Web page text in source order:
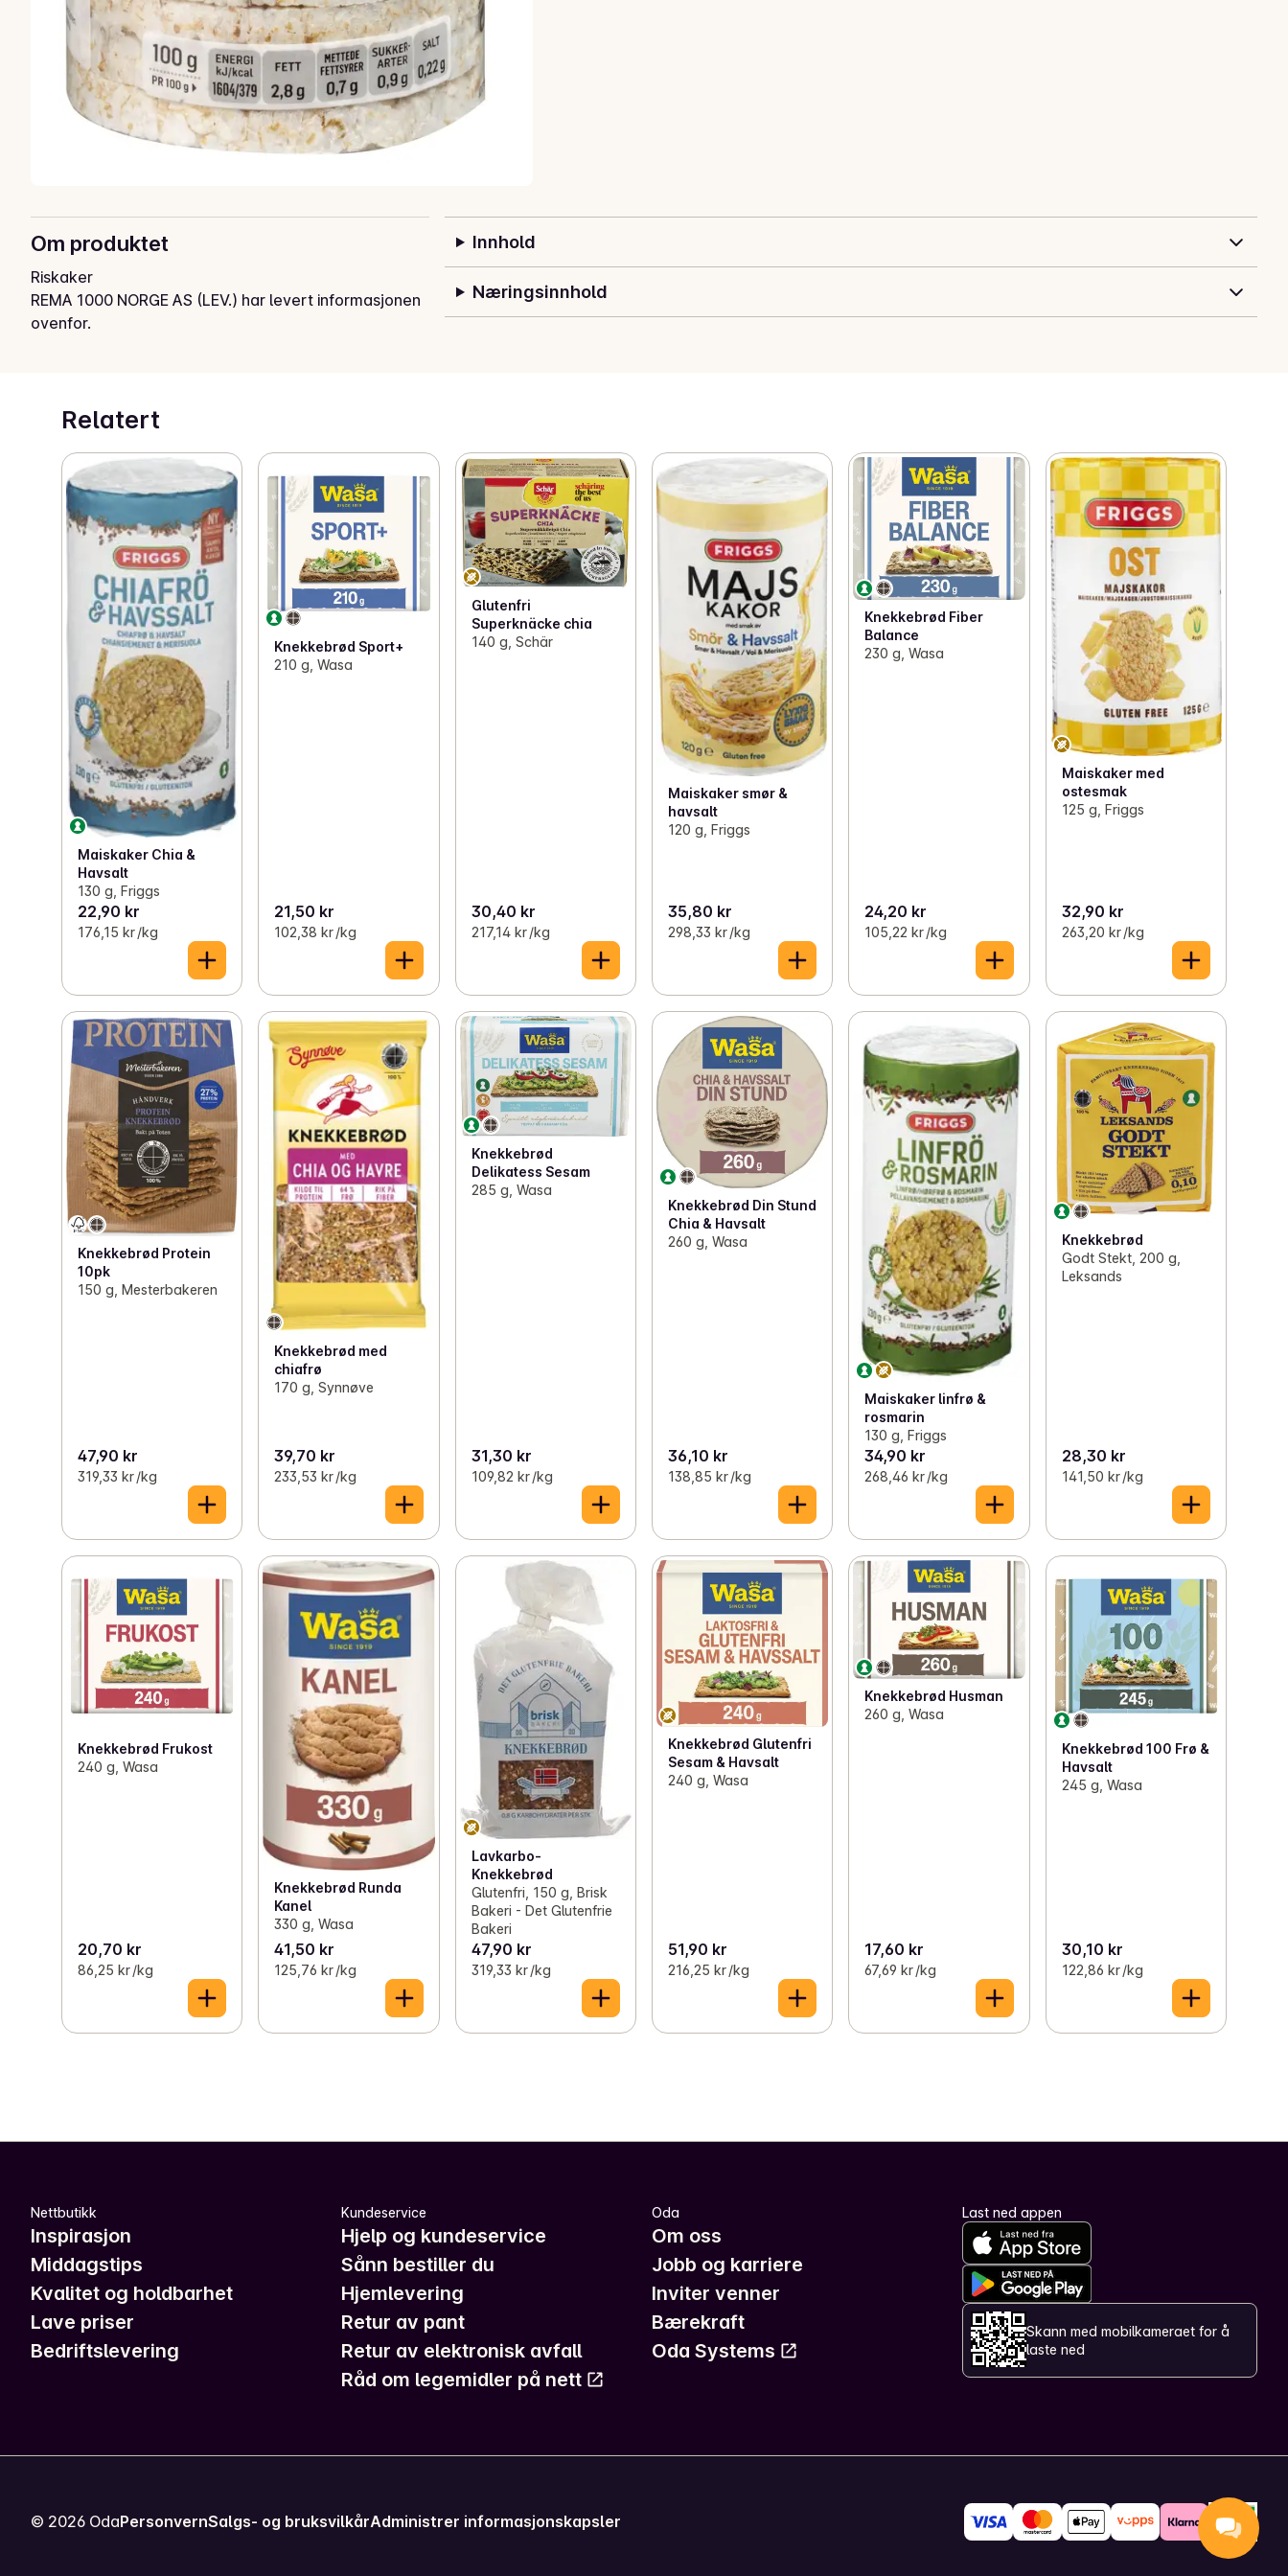
Om produktet
Riskaker
REMA 1000 NORGE AS (LEV.) har levert informasjonen
ovenfor.
Innhold
Næringsinnhold
Relatert
Maiskaker Chia &
Havsalt
130 g, Friggs
22,90 kr
176,15 kr /kg
Knekkebrød Sport+
210 g, Wasa
21,50 kr
102,38 kr /kg
Glutenfri
Superknäcke chia
140 g, Schär
30,40 kr
217,14 kr /kg
Maiskaker smør &
havsalt
120 g, Friggs
35,80 kr
298,33 kr /kg
Knekkebrød Fiber
Balance
230 g, Wasa
24,20 kr
105,22 kr /kg
Maiskaker med
ostesmak
125 g, Friggs
32,90 kr
263,20 kr /kg
Knekkebrød Protein
10pk
150 g, Mesterbakeren
47,90 kr
319,33 kr /kg
Knekkebrød med
chiafrø
170 g, Synnøve
39,70 kr
233,53 kr /kg
Knekkebrød
Delikatess Sesam
285 g, Wasa
31,30 kr
109,82 kr /kg
Knekkebrød Din Stund
Chia & Havsalt
260 g, Wasa
36,10 kr
138,85 kr /kg
Maiskaker linfrø &
rosmarin
130 g, Friggs
34,90 kr
268,46 kr /kg
Knekkebrød
Godt Stekt, 200 g,
Leksands
28,30 kr
141,50 kr /kg
Knekkebrød Frukost
240 g, Wasa
20,70 kr
86,25 kr /kg
Knekkebrød Runda
Kanel
330 g, Wasa
41,50 kr
125,76 kr /kg
Lavkarbo-
Knekkebrød
Glutenfri, 150 g, Brisk
Bakeri - Det Glutenfrie
Bakeri
47,90 kr
319,33 kr /kg
Knekkebrød Glutenfri
Sesam & Havsalt
240 g, Wasa
51,90 kr
216,25 kr /kg
Knekkebrød Husman
260 g, Wasa
17,60 kr
67,69 kr /kg
Knekkebrød 100 Frø &
Havsalt
245 g, Wasa
30,10 kr
122,86 kr /kg
Nettbutikk
Inspirasjon
Middagstips
Kvalitet og holdbarhet
Lave priser
Bedriftslevering
Kundeservice
Hjelp og kundeservice
Sånn bestiller du
Hjemlevering
Retur av pant
Retur av elektronisk avfall
Råd om legemidler på nett
Oda
Om oss
Jobb og karriere
Inviter venner
Bærekraft
Oda Systems
Last ned appen
Skann med mobilkameraet for å
laste ned
© 2026 OdaPersonvernSalgs- og bruksvilkårAdministrer informasjonskapsler